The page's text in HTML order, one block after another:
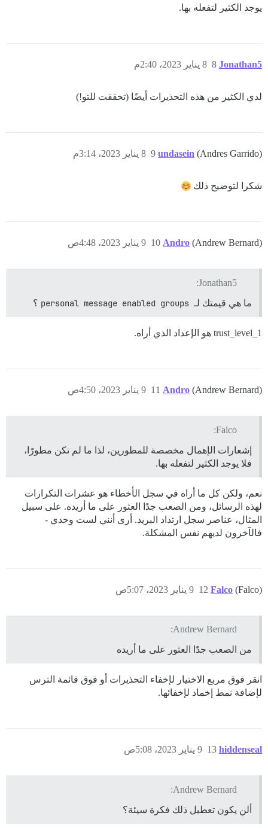
يوجد الكثير لتفعله بها.
Jonathan5 8 يناير 2023، 2:40م 8
لدي الكثير من هذه التحذيرات أيضًا (تحققت للتو!)
undasein (Andres Garrido) 8 يناير 2023، 3:14م 9
شكرا لتوضيح ذلك
Andro (Andrew Bernard) 9 يناير 2023، 4:48ص 10
Jonathan5:
ما هي قيمتك لـ personal message enabled groups ؟
trust_level_1 هو الإعداد الذي أراه.
Andro (Andrew Bernard) 9 يناير 2023، 4:50ص 11
Falco:
إشعارات الإهمال مخصصة للمطورين، لذا ما لم تكن مطورًا،
فلا يوجد الكثير لتفعله بها.
نعم، ولكن كل ما أراه في سجل الأخطاء هو عشرات التكرارات
لهذه الرسائل، ومن الصعب جدًا العثور على ما أريده. على سبيل
المثال، عناصر سجل ارتداد البريد. أرى أنني لست وحدي -
فالآخرون لديهم نفس المشكلة.
Falco (Falco) 9 يناير 2023، 5:07ص 12
Andrew Bernard:
من الصعب جدًا العثور على ما أريده
انقر فوق مربع الاختيار لإخفاء التحذيرات أو فوق قائمة الترس
لإضافة نمط إخماد لإخفائها.
hiddenseal 9 يناير 2023، 5:08ص 13
Andrew Bernard:
ألن يكون تعطيل ذلك فكرة سيئة؟